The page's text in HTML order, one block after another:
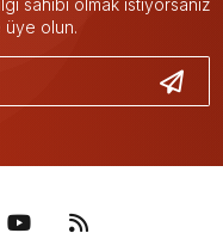
sahibi olmak istiyorsanız
olun.